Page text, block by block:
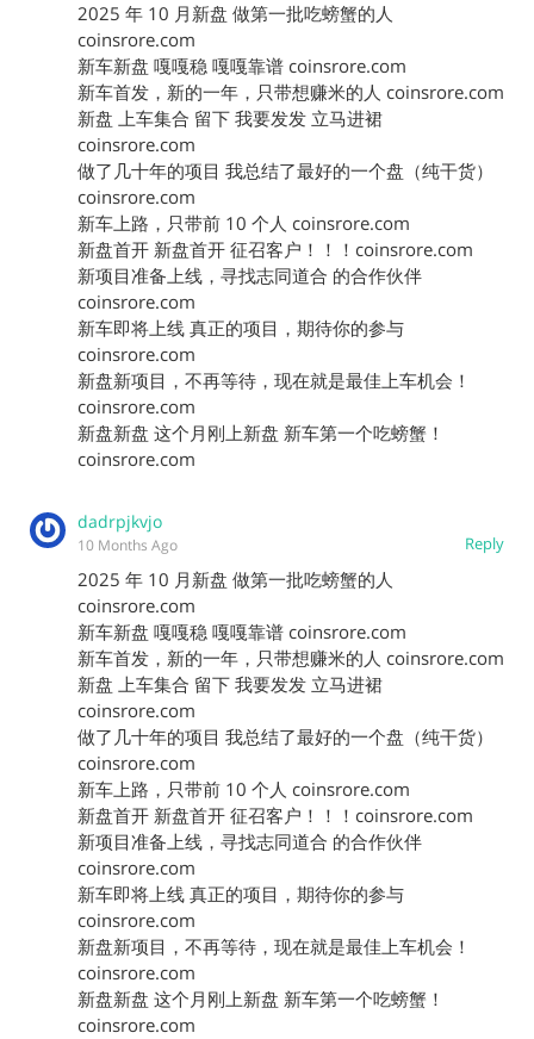
2025 年 10 月新盘 做第一批吃螃蟹的人
coinsrore.com
新车新盘 嘎嘎稳 嘎嘎靠谱 coinsrore.com
新车首发，新的一年，只带想赚米的人 coinsrore.com
新盘 上车集合 留下 我要发发 立马进裙
coinsrore.com
做了几十年的项目 我总结了最好的一个盘（纯干货）
coinsrore.com
新车上路，只带前 10 个人 coinsrore.com
新盘首开 新盘首开 征召客户！！！coinsrore.com
新项目准备上线，寻找志同道合 的合作伙伴
coinsrore.com
新车即将上线 真正的项目，期待你的参与
coinsrore.com
新盘新项目，不再等待，现在就是最佳上车机会！
coinsrore.com
新盘新盘 这个月刚上新盘 新车第一个吃螃蟹！
coinsrore.com
dadrpjkvjo
Reply
10 Months Ago
2025 年 10 月新盘 做第一批吃螃蟹的人
coinsrore.com
新车新盘 嘎嘎稳 嘎嘎靠谱 coinsrore.com
新车首发，新的一年，只带想赚米的人 coinsrore.com
新盘 上车集合 留下 我要发发 立马进裙
coinsrore.com
做了几十年的项目 我总结了最好的一个盘（纯干货）
coinsrore.com
新车上路，只带前 10 个人 coinsrore.com
新盘首开 新盘首开 征召客户！！！coinsrore.com
新项目准备上线，寻找志同道合 的合作伙伴
coinsrore.com
新车即将上线 真正的项目，期待你的参与
coinsrore.com
新盘新项目，不再等待，现在就是最佳上车机会！
coinsrore.com
新盘新盘 这个月刚上新盘 新车第一个吃螃蟹！
coinsrore.com